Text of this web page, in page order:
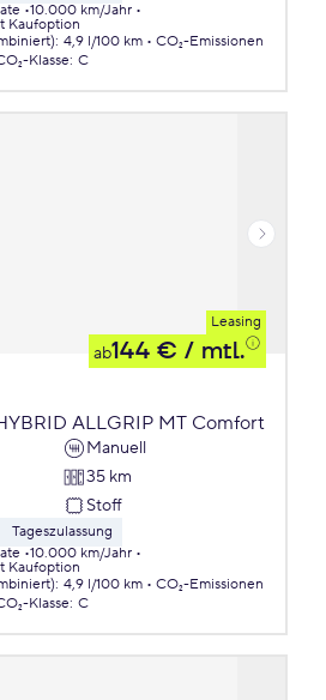
10.000 km/Jahr
Kaufoption
: 4,9 l/100 km
CO₂-Emissionen
Klasse: C
Leasing
ab144 € / mtl.
ALLGRIP MT Comfort
Manuell
35 km
Stoff
Tageszulassung
10.000 km/Jahr
Kaufoption
: 4,9 l/100 km
CO₂-Emissionen
Klasse: C